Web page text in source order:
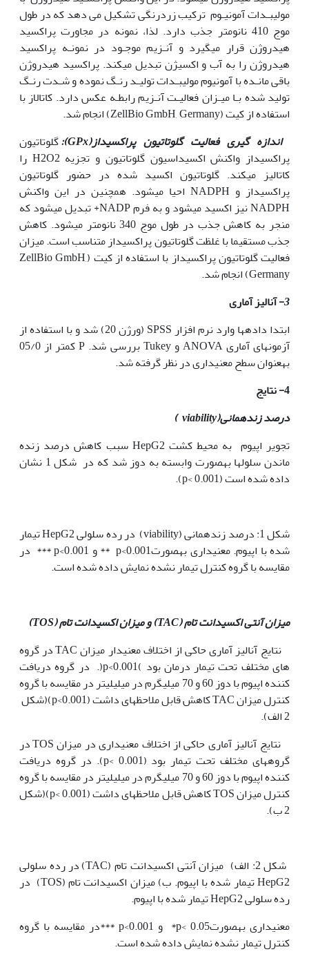
مولیبـدات آمونیـوم ترکیب زردرنگی تشکیل می دهد که در طول
موج 410 نانومتر جذب دارد. لذا، نمونه در مجاورت پراکسید
هیدروژن قرار می‫گیرد و آنـزیم موجـود در نمونـه پراکسید
هیدروژن را به آب و اکسیژن تبدیل می‫کند. پراکسید هیدروژن
باقی مانـده با آمونیوم مولیبـدات تولیـد رنـگ نموده و شـدت رنـگ
تولید شده بـا میـزان فعالیـت آنـزیم رابطـه عکس دارد. کاتالاز با
استفاده از کیت (ZellBio GmbH, Germany) انجام شد.
اندازه گیری فعالیت گلوتاتیون پراکسیداز(GPx
):گلوتاتیون
پراکسیداز واکنش اکسیداسیون گلوتاتیون و تجزیه H2O2 را
کاتالیز می‫کند. گلوتاتیون اکسید شده در حضور گلوتاتیون
پراکسیداز و NADPH احیا می‫شود. همچنین در این واکنش
NADPH نیز اکسید می‫شود و به فرم NADP+ تبدیل می‫شود که
منجر به کاهش جذب در طول موج 340 نانومتر می‫شود. کاهش
جذب مستقیما با غلظت گلوتاتیون پراکسیداز متناسب است. میزان
فعالیت گلوتاتیون پراکسیداز با استفاده از کیت (ZellBio GmbH,
Germany) انجام شد.
3- آنالیز آماری
ابتدا داده‫ها وارد نرم افزار SPSS (ورژن 20) شد و با استفاده از
آزمون‫های آماری ANOVA و Tukey بررسی شد. P کم‫تر از 05/0
به‫عنوان سطح معنی‫داری در نظر گرفته شد.
4- نتایج
درصد زندهمانی(viability
)
تجویر اپیوم به محیط کشت HepG2 سبب کاهش درصد زنده
ماندن سلول‫ها به‫صورت وابسته به دوز شد که در شکل 1 نشان
داده شده است (p< 0.001).
شکل 1: درصد زنده‫مانی (viability) در رده سلولی HepG2 تیمار
شده با اپیوم. معنی‫داری به‫صورت0.001>p ** و 0.001>p *** در
مقایسه با گروه کنترل تیمار نشده نمایش داده شده است.
میزان آنتی اکسیدانت تام (TAC) و میزان اکسیدانت تام (TOS
)
نتایج آنالیز آماری حاکی از اختلاف معنی‫دار میزان TAC ‏در گروه
های مختلف تحت تیمار درمان بود )p<0.001(. در گروه دریافت
کننده اپیوم با دوز 60 و 70 میلی‫گرم در میلی‫لیتر در مقایسه با گروه
کنترل میزان TAC کاهش قابل ملاحظه‫ای داشت (p<0.001)(شکل
2 الف).
نتایج آنالیز آماری حاکی از اختلاف معنی‫داری در میزان TOS ‏در
گروه‫های مختلف تحت تیمار بود (p< 0.001). در گروه دریافت
کننده اپیوم با دوز 60 و 70 میلی‫گرم در میلی‫لیتر در مقایسه با گروه
کنترل میزان TOS کاهش قابل ملاحظه‫ای داشت (p< 0.001)(شکل
2 ب).
شکل 2: الف) میزان آنتی اکسیدانت تام (TAC) در رده سلولی
HepG2 تیمار شده با اپیوم. ب) میزان اکسیدانت تام (TOS) در
رده سلولی HepG2 تیمار شده با اپیوم.
معنی‫داری به‫صورت0.05 >p* و 0.001>p ***در مقایسه با گروه
کنترل تیمار نشده نمایش داده شده است.